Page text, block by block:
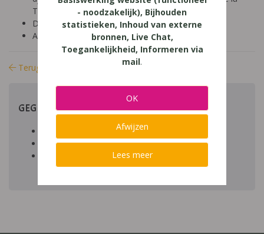
Tourette, dysfasie, leerproblemen
Domein: leren studeren, organisatie klas en school
Aard: praktisch
Terug naar bibliotheek
GEGEVENS
Datum toegevoegd:
bestand
- noodzakelijk), Bijhouden
statistieken, Inhoud van externe
bronnen, Live Chat,
Toegankelijkheid, Informeren via
mail.
OK
Afwijzen
Lees meer